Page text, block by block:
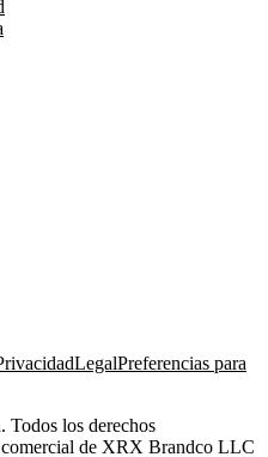
LegalPreferencias para
los derechos
de XRX Brandco LLC